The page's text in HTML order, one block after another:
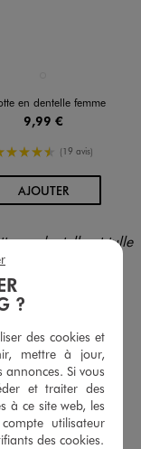
en dentelle femme
9,99 €
4.5/5 de moyenne
(19 avis)
AJOUTERAU PANIER
?
des cookies et
mettre à jour,
annonces. Si vous
et traiter des
à ce site web, les
utilisateur
des cookies.